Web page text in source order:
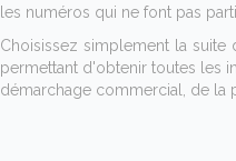
les numéros qui ne font pas
Choisissez simplement la
permettant d'obtenir toutes les
démarchage commercial, de la